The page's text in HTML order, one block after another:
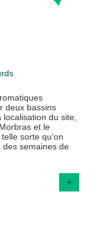
deux bassins
du site,
et le
sorte qu'on
semaines de
+